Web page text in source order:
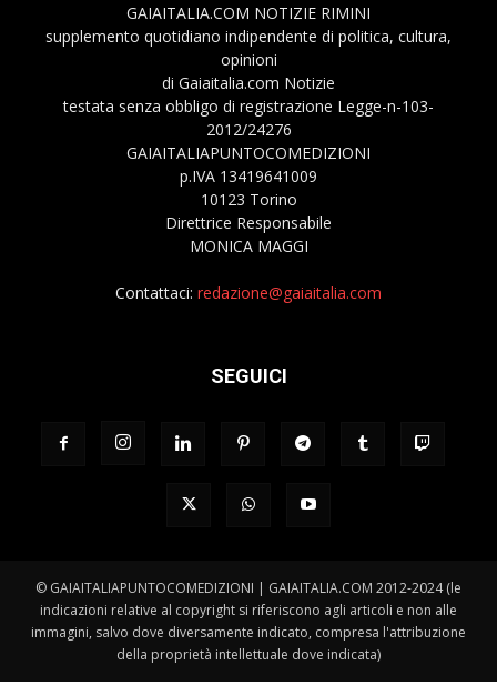
GAIAITALIA.COM NOTIZIE RIMINI
supplemento quotidiano indipendente di politica, cultura,
opinioni
di Gaiaitalia.com Notizie
testata senza obbligo di registrazione Legge-n-103-
2012/24276
GAIAITALIAPUNTOCOMEDIZIONI
p.IVA 13419641009
10123 Torino
Direttrice Responsabile
MONICA MAGGI
Contattaci: redazione@gaiaitalia.com
SEGUICI
© GAIAITALIAPUNTOCOMEDIZIONI | GAIAITALIA.COM 2012-2024 (le
indicazioni relative al copyright si riferiscono agli articoli e non alle
immagini, salvo dove diversamente indicato, compresa l'attribuzione
della proprietà intellettuale dove indicata)